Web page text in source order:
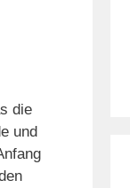
die
und